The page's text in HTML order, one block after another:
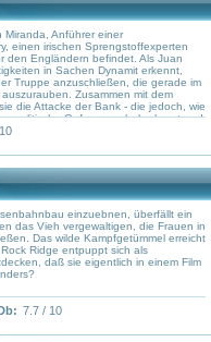
Miranda, Anführer einer
einen irischen Sprengstoffexperten
den Engländern befindet. Als Juan
in Sachen Dynamit erkennt,
Truppe anzuschließen, die gerade im
Zusammen mit dem
die Attacke der Bank - die jedoch, wie
politische Gefangene beherbergt und
Revolution macht.
einzuebnen, überfällt ein
das Vieh vergewaltigen, die Frauen in
Das wilde Kampfgetümmel erreicht
Ridge entpuppt sich als
daß sie eigentlich in einem Film
7.7 / 10